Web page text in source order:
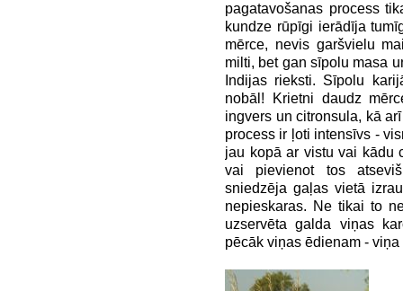
pagatavošanas process
kundze rūpīgi ierādīja
mērce, nevis garšvielu
milti, bet gan sīpolu masa
Indijas rieksti. Sīpolu
nobāl! Krietni daudz
ingvers un citronsula, kā
process ir ļoti intensīvs -
jau kopā ar vistu vai kādu
vai pievienot tos
sniedzēja gaļas vietā
nepieskaras. Ne tikai to
uzservēta galda viņas
pēcāk viņas ēdienam -